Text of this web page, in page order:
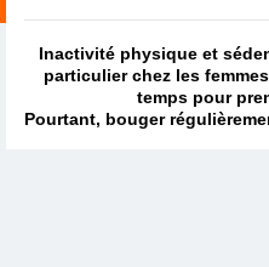
Inactivité physique et
particulier chez les
temps pour
Pourtant, bouger